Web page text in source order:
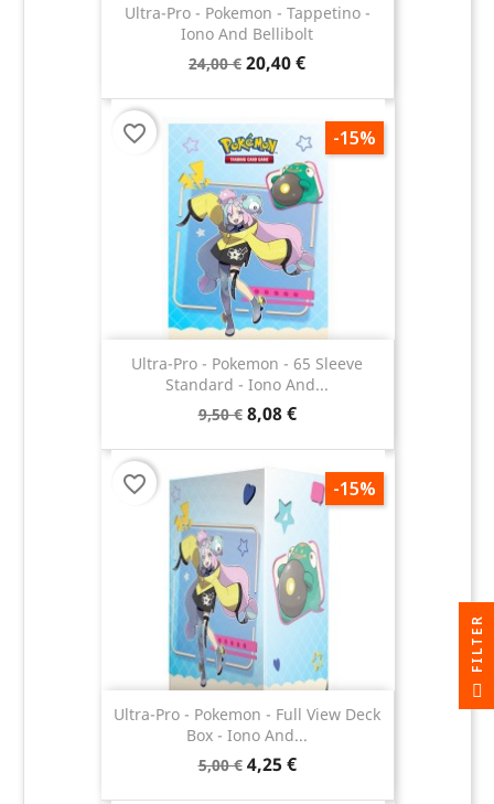
Ultra-Pro - Pokemon - Tappetino -
Iono And Bellibolt
24,00 € 20,40 €
Ultra-Pro - Pokemon - 65 Sleeve
Standard - Iono And...
9,50 € 8,08 €
-15%
favorite_border
Ultra-Pro - Pokemon - Full View Deck
Box - Iono And...
5,00 € 4,25 €
-15%
favorite_border
R